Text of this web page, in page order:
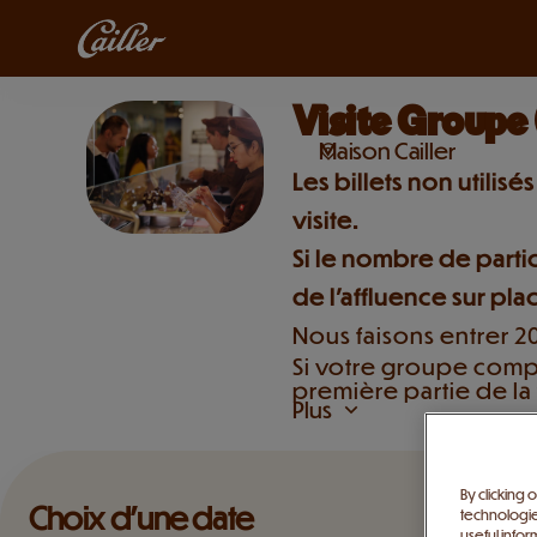
Visite
Groupe
(10
personnes
et
Visite Groupe
Maison Cailler
Les billets non
visite.
Si le nombre de
de l’affluence sur
Nous faisons entrer
Si votre groupe
première partie de la
La seconde partie
Veuillez noter que
Plus
Choix d'une date
By clicking